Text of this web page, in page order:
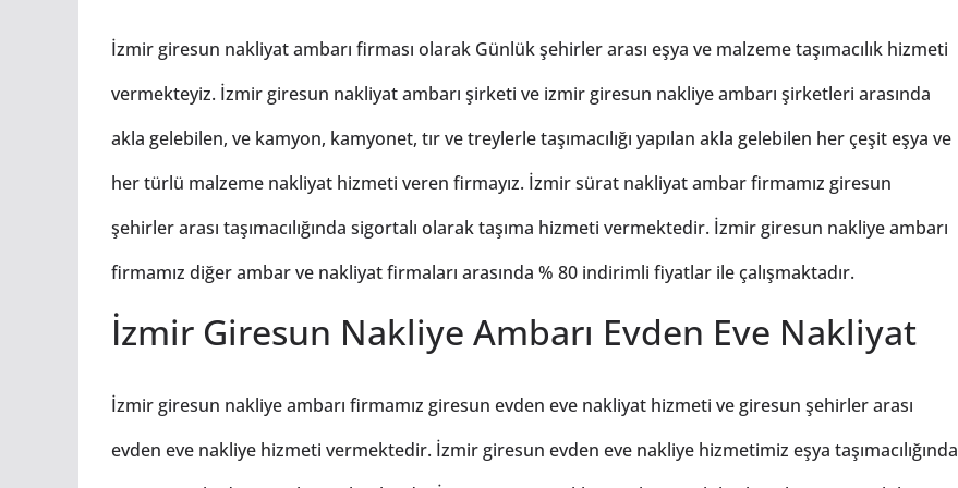
İzmir giresun nakliyat ambarı firması olarak Günlük şehirler arası eşya ve malzeme taşımacılık hizmeti
vermekteyiz. İzmir giresun nakliyat ambarı şirketi ve izmir giresun nakliye ambarı şirketleri arasında
akla gelebilen, ve kamyon, kamyonet, tır ve treylerle taşımacılığı yapılan akla gelebilen her çeşit eşya ve
her türlü malzeme nakliyat hizmeti veren firmayız. İzmir sürat nakliyat ambar firmamız giresun
şehirler arası taşımacılığında sigortalı olarak taşıma hizmeti vermektedir. İzmir giresun nakliye ambarı
firmamız diğer ambar ve nakliyat firmaları arasında % 80 indirimli fiyatlar ile çalışmaktadır.
İzmir Giresun Nakliye Ambarı Evden Eve Nakliyat
İzmir giresun nakliye ambarı firmamız giresun evden eve nakliyat hizmeti ve giresun şehirler arası
evden eve nakliye hizmeti vermektedir. İzmir giresun evden eve nakliye hizmetimiz eşya taşımacılığında